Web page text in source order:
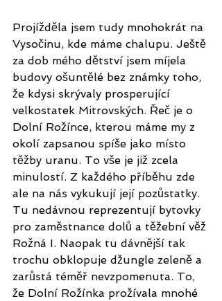
Projížděla jsem tudy mnohokrát na
Vysočinu, kde máme chalupu. Ještě
za dob mého dětství jsem míjela
budovy ošuntělé bez známky toho,
že kdysi skrývaly prosperující
velkostatek Mitrovských. Řeč je o
Dolní Rožínce, kterou máme my z
okolí zapsanou spíše jako místo
těžby uranu. To vše je již zcela
minulostí. Z každého příběhu zde
ale na nás vykukují její pozůstatky.
Tu nedávnou reprezentují bytovky
pro zaměstnance dolů a těžební věž
Rožná I. Naopak tu dávnější tak
trochu obklopuje džungle zeleně a
zarůstá téměř nevzpomenuta. To,
že Dolní Rožínka prožívala mnohé